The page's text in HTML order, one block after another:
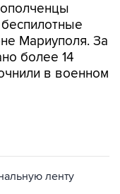
Мариуполя. За
более 14
в военном
ленту